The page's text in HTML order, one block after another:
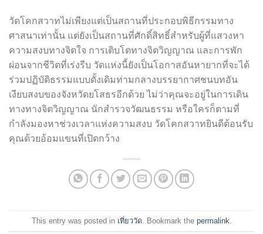
วัดโคกสวาทไม่เพียงแต่เป็นสถานที่ประกอบพิธีกรรมทาง
ศาสนาเท่านั้น แต่ยังเป็นสถานที่ศักดิ์สิทธิ์สำหรับผู้ที่แสวงหา
ความสงบทางจิตใจ การเติบโตทางจิตวิญญาณ และการพัก
ผ่อนจากชีวิตที่เร่งรีบ วัดแห่งนี้ยังเป็นโอกาสอันหายากที่จะได้
ร่วมปฏิบัติธรรมแบบดั้งเดิมท่ามกลางบรรยากาศชนบทอัน
เงียบสงบของจังหวัดยโสธรอีกด้วย ไม่ว่าคุณจะอยู่ในการเดิน
ทางทางจิตวิญญาณ นักสำรวจวัฒนธรรม หรือใครก็ตามที่
กำลังมองหาช่วงเวลาแห่งความสงบ วัดโคกสวาทยินดีต้อนรับ
คุณด้วยอ้อมแขนที่เปิดกว้าง
This entry was posted in เที่ยววัด. Bookmark the permalink